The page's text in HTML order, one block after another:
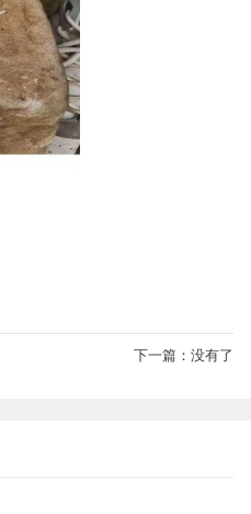
下一篇：没有了